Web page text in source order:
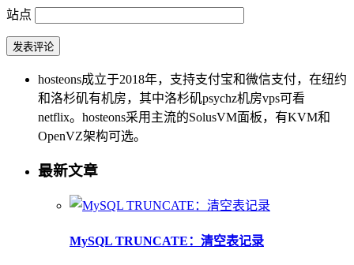
站点
hosteons成立于2018年，支持支付宝和微信支付，在纽约
和洛杉矶有机房，其中洛杉矶psychz机房vps可看
netflix。hosteons采用主流的SolusVM面板，有KVM和
OpenVZ架构可选。
最新文章
MySQL TRUNCATE：清空表记录